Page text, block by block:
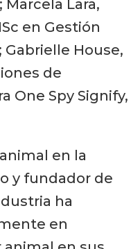
Lara,
en Gestión
House,
de
One Spy Signify,
en la
y fundador de
ha
en